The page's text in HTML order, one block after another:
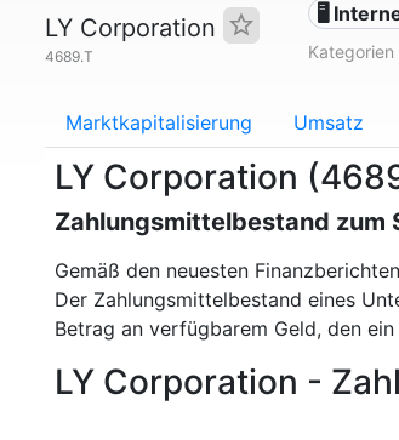
LY Corporation
4689.T
🖥️
Kategorien
Marktkapitalisierung Umsatz
LY Corporation
Zahlungsmittelbestand zum
Gemäß den neuesten
Der Zahlungsmittelbestand eines
Betrag an verfügbarem Geld, den
LY Corporation -